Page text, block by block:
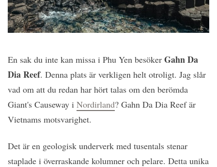
En sak du inte kan missa i Phu Yen besöker Gahn Da
Dia Reef. Denna plats är verkligen helt otroligt. Jag slår
vad om att du redan har hört talas om den berömda
Giant's Causeway i Nordirland? Gahn Da Dia Reef är
Vietnams motsvarighet.
Det är en geologisk underverk med tusentals stenar
staplade i överraskande kolumner och pelare. Detta unika